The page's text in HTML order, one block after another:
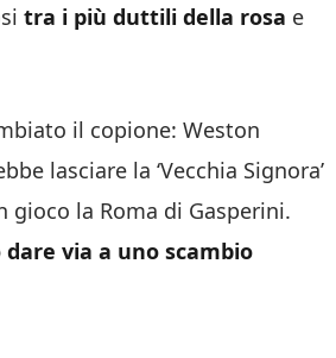
tra i più duttili della rosa e
il copione: Weston
lasciare la ‘Vecchia Signora’
la Roma di Gasperini.
via a uno scambio